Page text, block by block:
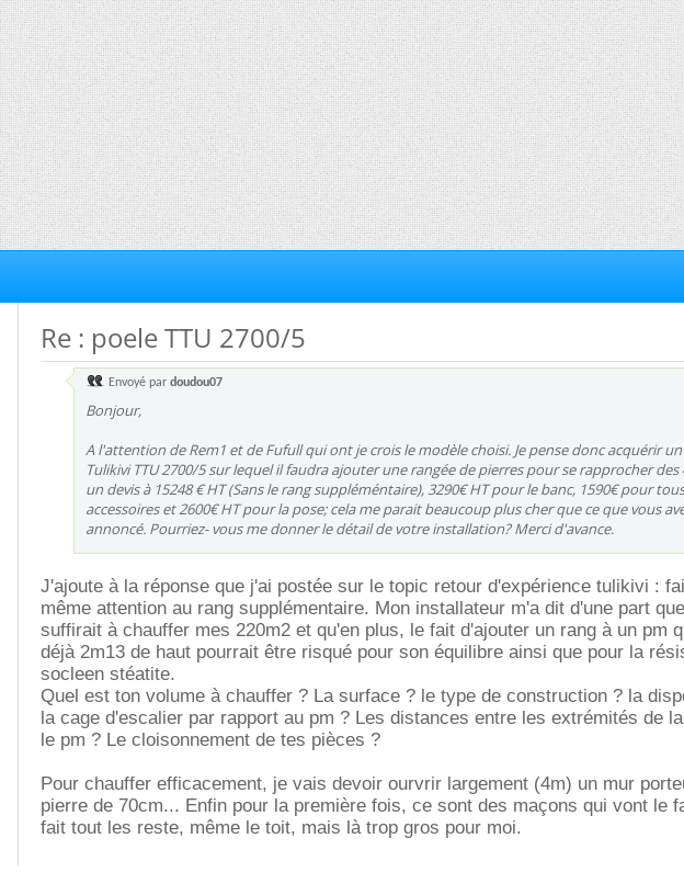
Re : poele TTU 2700/5
Envoyé par doudou07
Bonjour,
A l'attention de Rem1 et de Fufull qui ont je crois le modèle choisi. Je pense donc acquérir
Tulikivi TTU 2700/5 sur lequel il faudra ajouter une rangée de pierres pour se rapprocher des
un devis à 15248 € HT (Sans le rang suppléméntaire), 3290€ HT pour le banc, 1590€ pour
accessoires et 2600€ HT pour la pose; cela me parait beaucoup plus cher que ce que vous
annoncé. Pourriez- vous me donner le détail de votre installation? Merci d'avance.
J'ajoute à la réponse que j'ai postée sur le topic retour d'expérience tulikivi :
même attention au rang supplémentaire. Mon installateur m'a dit d'une part
suffirait à chauffer mes 220m2 et qu'en plus, le fait d'ajouter un rang à un pm
déjà 2m13 de haut pourrait être risqué pour son équilibre ainsi que pour la
socleen stéatite.
Quel est ton volume à chauffer ? La surface ? le type de construction ? la
la cage d'escalier par rapport au pm ? Les distances entre les extrémités de
le pm ? Le cloisonnement de tes pièces ?
Pour chauffer efficacement, je vais devoir ourvrir largement (4m) un mur
pierre de 70cm... Enfin pour la première fois, ce sont des maçons qui vont le
fait tout les reste, même le toit, mais là trop gros pour moi.